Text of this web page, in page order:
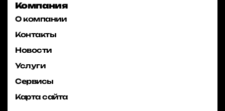
Компания
О компании
Контакты
Новости
Услуги
Сервисы
Карта сайта